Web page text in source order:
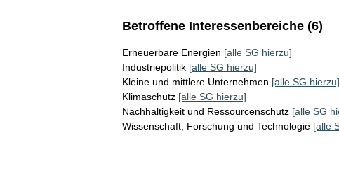
Betroffene Interessenbereiche (6)
Erneuerbare Energien [alle SG hierzu]
Industriepolitik [alle SG hierzu]
Kleine und mittlere Unternehmen [alle SG hierzu]
Klimaschutz [alle SG hierzu]
Nachhaltigkeit und Ressourcenschutz [alle SG
Wissenschaft, Forschung und Technologie [alle